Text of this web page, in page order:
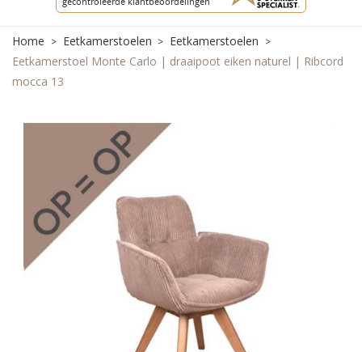
Home Eetkamerstoelen
Eetkamerstoelen
Eetkamerstoel Monte Carlo | draaipoot eiken naturel | Ribcord
mocca 13